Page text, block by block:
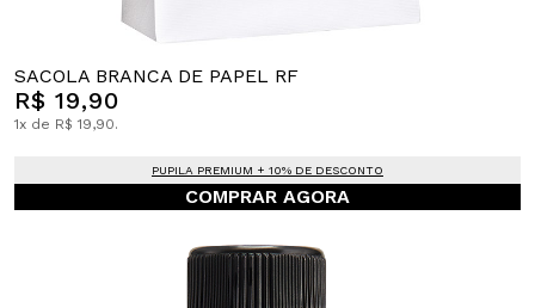
SACOLA BRANCA DE PAPEL RF
R$ 19,90
1x de R$ 19,90.
PUPILA PREMIUM + 10% DE DESCONTO
COMPRAR AGORA